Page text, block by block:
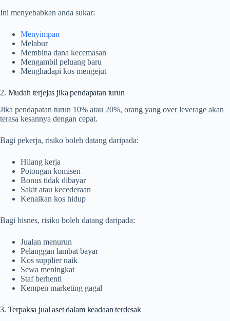
Ini menyebabkan anda sukar:
Menyimpan
Melabur
Membina dana kecemasan
Mengambil peluang baru
Menghadapi kos mengejut
2. Mudah terjejas jika pendapatan turun
Jika pendapatan turun 10% atau 20%, orang yang over leverage akan
terasa kesannya dengan cepat.
Bagi pekerja, risiko boleh datang daripada:
Hilang kerja
Potongan komisen
Bonus tidak dibayar
Sakit atau kecederaan
Kenaikan kos hidup
Bagi bisnes, risiko boleh datang daripada:
Jualan menurun
Pelanggan lambat bayar
Kos supplier naik
Sewa meningkat
Staf berhenti
Kempen marketing gagal
3. Terpaksa jual aset dalam keadaan terdesak